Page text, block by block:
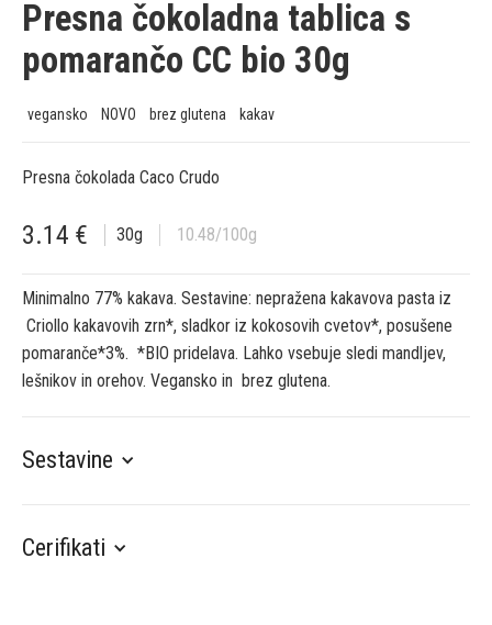
Presna čokoladna tablica s
pomarančo CC bio 30g
vegansko NOVO brez glutena kakav
Presna čokolada Caco Crudo
3.14 € 30g 10.48/100g
Minimalno 77% kakava. Sestavine: nepražena kakavova pasta iz
Criollo kakavovih zrn*, sladkor iz kokosovih cvetov*, posušene
pomaranče*3%. *BIO pridelava. Lahko vsebuje sledi mandljev,
lešnikov in orehov. Vegansko in brez glutena.
Sestavine
Cerifikati